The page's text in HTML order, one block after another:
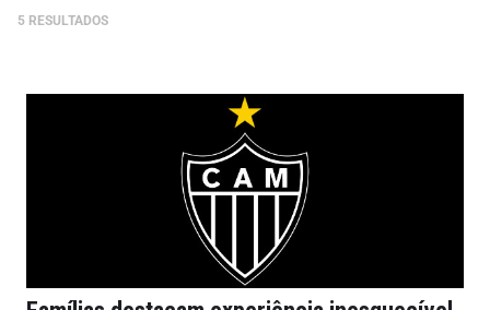
5 RESULTADOS